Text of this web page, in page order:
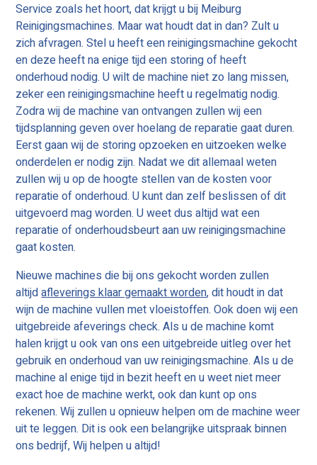
Service zoals het hoort, dat krijgt u bij Meiburg
Reinigingsmachines. Maar wat houdt dat in dan? Zult u
zich afvragen. Stel u heeft een reinigingsmachine gekocht
en deze heeft na enige tijd een storing of heeft
onderhoud nodig. U wilt de machine niet zo lang missen,
zeker een reinigingsmachine heeft u regelmatig nodig.
Zodra wij de machine van ontvangen zullen wij een
tijdsplanning geven over hoelang de reparatie gaat duren.
Eerst gaan wij de storing opzoeken en uitzoeken welke
onderdelen er nodig zijn. Nadat we dit allemaal weten
zullen wij u op de hoogte stellen van de kosten voor
reparatie of onderhoud. U kunt dan zelf beslissen of dit
uitgevoerd mag worden. U weet dus altijd wat een
reparatie of onderhoudsbeurt aan uw reinigingsmachine
gaat kosten.
Nieuwe machines die bij ons gekocht worden zullen
altijdafleverings klaar gemaakt worden, dit houdt in dat
wijn de machine vullen met vloeistoffen. Ook doen wij een
uitgebreide afeverings check. Als u de machine komt
halen krijgt u ook van ons een uitgebreide uitleg over het
gebruik en onderhoud van uw reinigingsmachine. Als u de
machine al enige tijd in bezit heeft en u weet niet meer
exact hoe de machine werkt, ook dan kunt op ons
rekenen. Wij zullen u opnieuw helpen om de machine weer
uit te leggen. Dit is ook een belangrijke uitspraak binnen
ons bedrijf, Wij helpen u altijd!